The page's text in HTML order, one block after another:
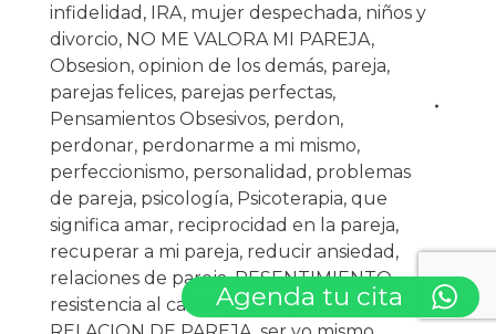
infidelidad , IRA, mujer despechada, niños y
divorcio, NO ME VALORA MI PAREJA,
Obsesion, opinion de los demás, pareja,
parejas felices, parejas perfectas,
Pensamientos Obsesivos, perdon,
perdonar, perdonarme a mi mismo,
perfeccionismo, personalidad , problemas
de pareja, psicología, Psicoterapia, que
significa amar, reciprocidad en la pareja,
recuperar a mi pareja, reducir ansiedad ,
relaciones de pareja,RESENTIMIENTO,
resistencia al cambio,salud,SALVAR
Agenda tu cita